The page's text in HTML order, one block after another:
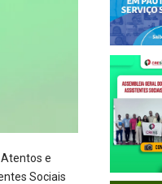
Atentos e
Sociais